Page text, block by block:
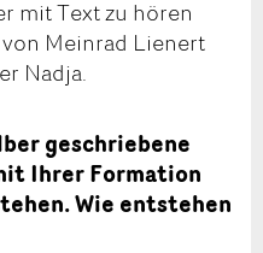
mit Text zu hören
Meinrad Lienert
Nadja.
geschriebene
Ihrer Formation
Wie entstehen